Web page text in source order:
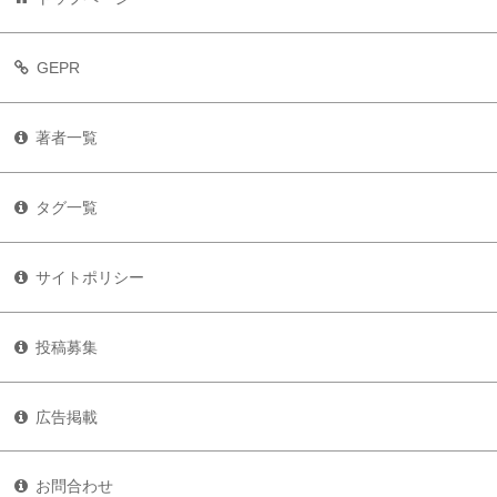
GEPR
著者一覧
タグ一覧
サイトポリシー
投稿募集
広告掲載
お問合わせ